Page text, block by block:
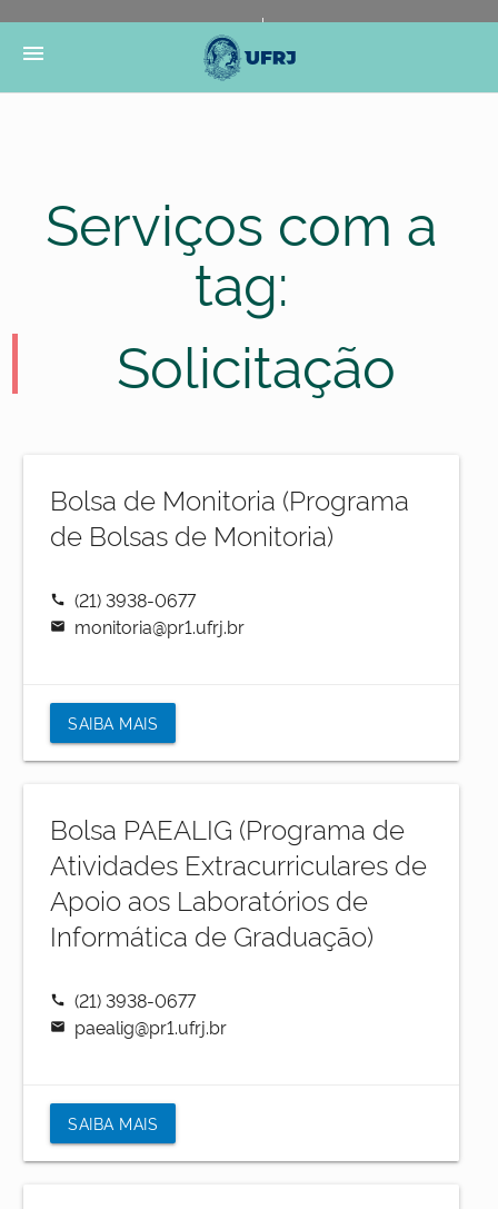
Portal do Governo Brasileiro
Governo
menu
Serviços com a
tag:
Solicitação
Bolsa de Monitoria (Programa
de Bolsas de Monitoria)
call (21) 3938-0677
mail monitoria@pr1.ufrj.br
SAIBA MAIS
Bolsa PAEALIG (Programa de
Atividades Extracurriculares de
Apoio aos Laboratórios de
Informática de Graduação)
call (21) 3938-0677
mail paealig@pr1.ufrj.br
SAIBA MAIS